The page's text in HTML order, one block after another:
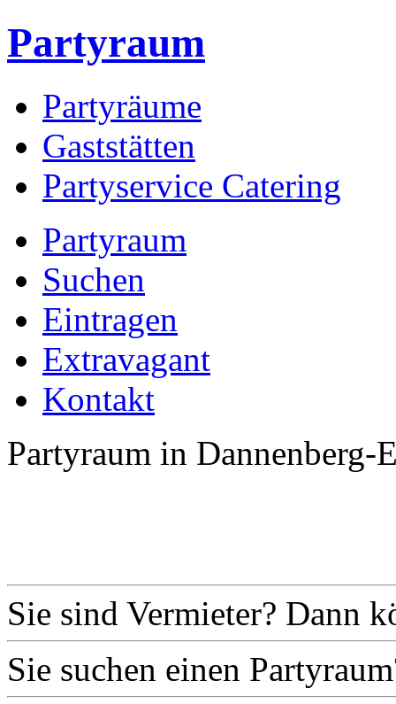
Partyraum
Partyräume
Gaststätten
Partyservice Catering
Partyraum
Suchen
Eintragen
Extravagant
Kontakt
Partyraum in Dannenberg-
Sie sind Vermieter? Dann
Sie suchen einen